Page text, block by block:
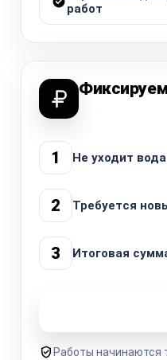
работ
1 Не уходит
2 Требуется
3 Итоговая
Работы начинаются